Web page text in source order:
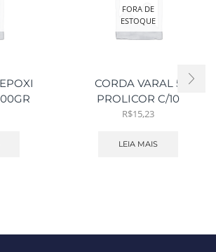
FORA DE
ESTOQUE
CORDA VARAL 5
PROLICOR C/10
R$15,23
LEIA MAIS